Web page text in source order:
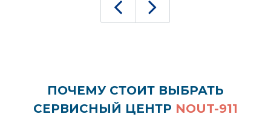
ПОЧЕМУ СТОИТ ВЫБРАТЬ
СЕРВИСНЫЙ ЦЕНТР NOUT-911